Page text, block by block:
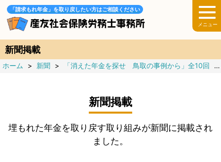
「請求もれ年金」を取り戻したい方はご相談ください
新聞掲載
ホーム > 新聞 > 「消えた年金を探せ 鳥取の事例から」全10回
新聞掲載
埋もれた年金を取り戻す取り組みが新聞に掲載され
ました。